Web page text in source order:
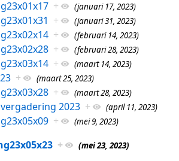
+ (januari 17, 2023)
+ (januari 31, 2023)
+ (februari 14, 2023)
+ (februari 28, 2023)
+ (maart 14, 2023)
+ (maart 25, 2023)
+ (maart 28, 2023)
2023 + (april 11, 2023)
+ (mei 9, 2023)
+ (mei 23, 2023)